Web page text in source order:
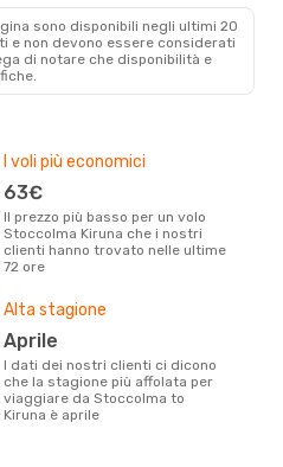
sono disponibili negli ultimi 20
e non devono essere considerati
di notare che disponibilità e
I voli più economici
63€
Il prezzo più basso per un volo
Stoccolma Kiruna che i nostri
clienti hanno trovato nelle ultime
72 ore
Alta stagione
aprile
I dati dei nostri clienti ci dicono
che la stagione più affolata per
viaggiare da Stoccolma to
Kiruna è aprile